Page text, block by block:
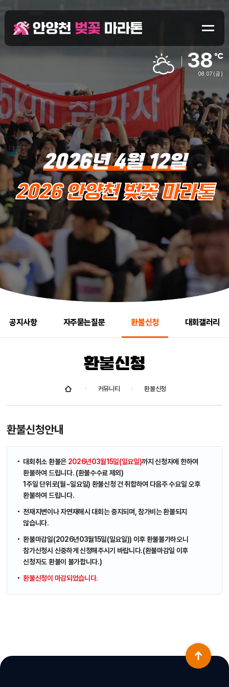
38
08.07 (금)
2026년 4월 12일
2026 안양천 벚꽃 마라톤
공지사항 자주묻는질문 환불신청 대회갤러리
환불신청
커뮤니티 환불신청
환불신청안내
대회취소 환불은 2026년03월15일(일요일)까지 신청자에 한하여
환불하여 드립니다. (환불수수료 제외)
1주일 단위로(월~일요일) 환불신청 건 취합하여 다음주 수요일 오후
환불하여 드립니다.
천재지변이나 자연재해시 대회는 중지되며, 참가비는 환불되지
않습니다.
환불마감일(2026년03월15일(일요일)) 이후 환불불가하오니
참가신청시 신중하게 신청해주시기 바랍니다.(환불마감일 이후
신청자도 환불이 불가합니다.)
환불신청이 마감되었습니다.